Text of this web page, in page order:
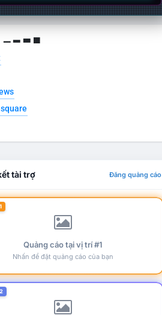
▁ ▂ ▃ ▄
tài trợ Đăng quảng cáo
Quảng cáo tại vị trí #1
Nhấn để đặt quảng cáo của bạn